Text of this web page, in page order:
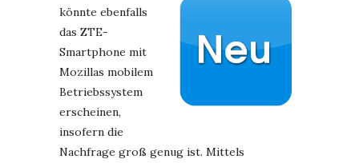
könnte ebenfalls
das ZTE-
Smartphone mit
Mozillas mobilem
Betriebssystem
erscheinen,
insofern die
Nachfrage groß genug ist. Mittels